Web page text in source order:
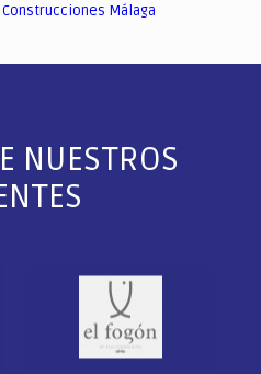
Málaga
NUESTROS